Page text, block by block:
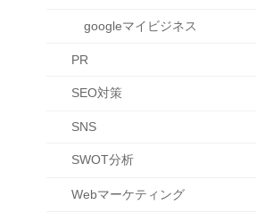
googleマイビジネス
PR
SEO対策
SNS
SWOT分析
Webマーケティング